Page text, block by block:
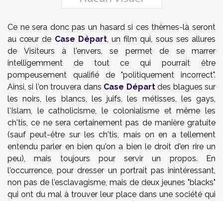
Ce ne sera donc pas un hasard si ces thèmes-là seront
au cœur de Case Départ, un film qui, sous ses allures
de Visiteurs à l'envers, se permet de se marrer
intelligemment de tout ce qui pourrait être
pompeusement qualifié de "politiquement incorrect".
Ainsi, si l'on trouvera dans Case Départdes blagues sur
les noirs, les blancs, les juifs, les métisses, les gays,
l'Islam, le catholicisme, le colonialisme et même les
ch'tis, ce ne sera certainement pas de manière gratuite
(sauf peut-être sur les ch'tis, mais on en a tellement
entendu parler en bien qu'on a bien le droit d'en rire un
peu), mais toujours pour servir un propos. En
l'occurrence, pour dresser un portrait pas inintéressant,
non pas de l'esclavagisme, mais de deux jeunes "blacks"
qui ont du mal à trouver leur place dans une société qui